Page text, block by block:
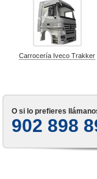
Carrocería Iveco Trakker
O si lo prefieres
902 898